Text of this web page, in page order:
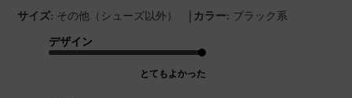
サイズ: その他（シューズ以外） | カラー: ブラック系
デザイン
とてもよかった